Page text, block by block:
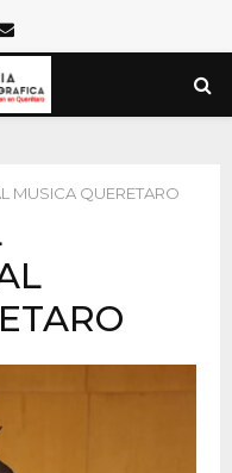
Email
MUSICA QUERETARO